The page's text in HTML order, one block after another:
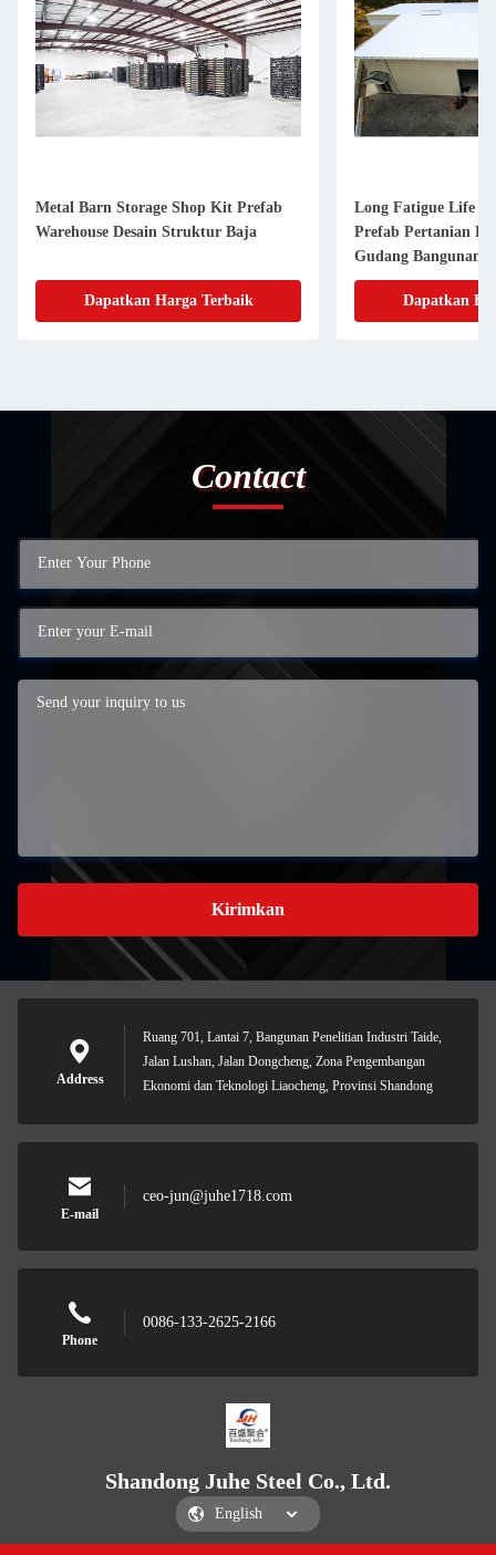
Metal Barn Storage Shop Kit Prefab
Warehouse Desain Struktur Baja
Dapatkan Harga Terbaik
Long Fatigue Life
Prefab Pertanian
Gudang Bangunan
Ruang
Dapatkan
Contact
Kirimkan
Address
Ruang 701, Lantai 7, Bangunan Penelitian Industri Taide,
Jalan Lushan, Jalan Dongcheng, Zona Pengembangan
Ekonomi dan Teknologi Liaocheng, Provinsi Shandong
E-mail
ceo-jun@juhe1718.com
Phone
0086-133-2625-2166
Shandong Juhe Steel Co., Ltd.